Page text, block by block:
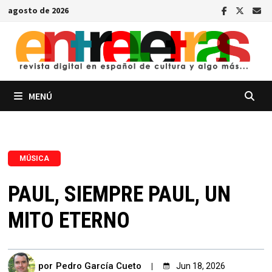
Saltar
contenido
agosto de 2026
MENÚ
MÚSICA
PAUL, SIEMPRE PAUL, UN
MITO ETERNO
por Pedro García Cueto Jun 18, 2026